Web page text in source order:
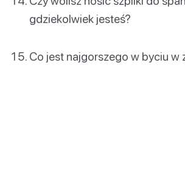
gdziekolwiek jesteś?
Co jest najgorszego w byciu w